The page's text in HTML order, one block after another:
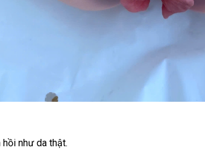
như da thật.